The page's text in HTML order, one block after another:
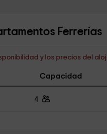
Ferrerías
y los precios del
Capacidad
4